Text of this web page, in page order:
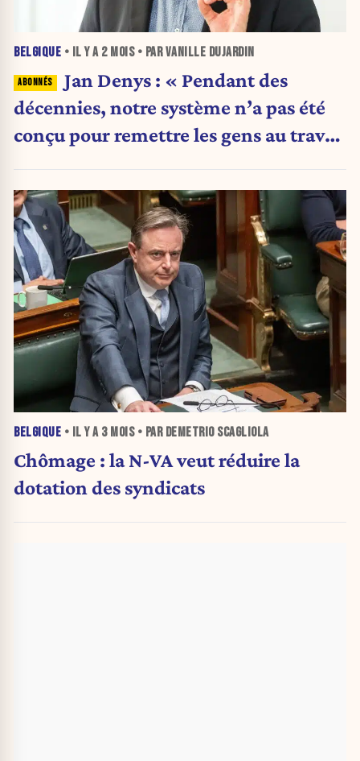
BELGIQUE • IL Y A 2 MOIS• PAR VANILLE DUJARDIN
Jan Denys : « Pendant des
décennies, notre système n’a pas été
conçu pour remettre les gens au travail
BELGIQUE • IL Y A 3 MOIS• PAR DEMETRIO SCAGLIOLA
Chômage : la N-VA veut réduire la
dotation des syndicats